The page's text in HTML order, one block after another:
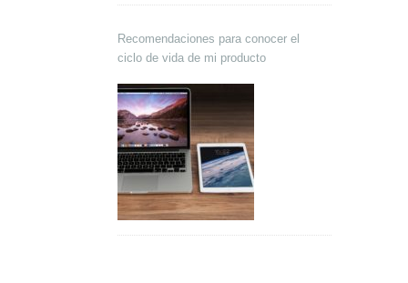
Recomendaciones para conocer el
ciclo de vida de mi producto